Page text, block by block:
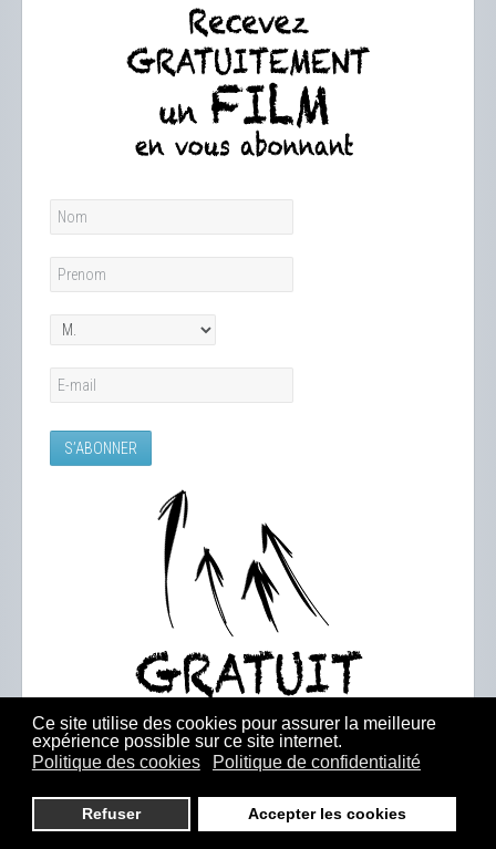
Ce site utilise des cookies pour assurer la meilleure
expérience possible sur ce site internet.
Politique des cookies
Politique de confidentialité
Refuser Accepter les cookies